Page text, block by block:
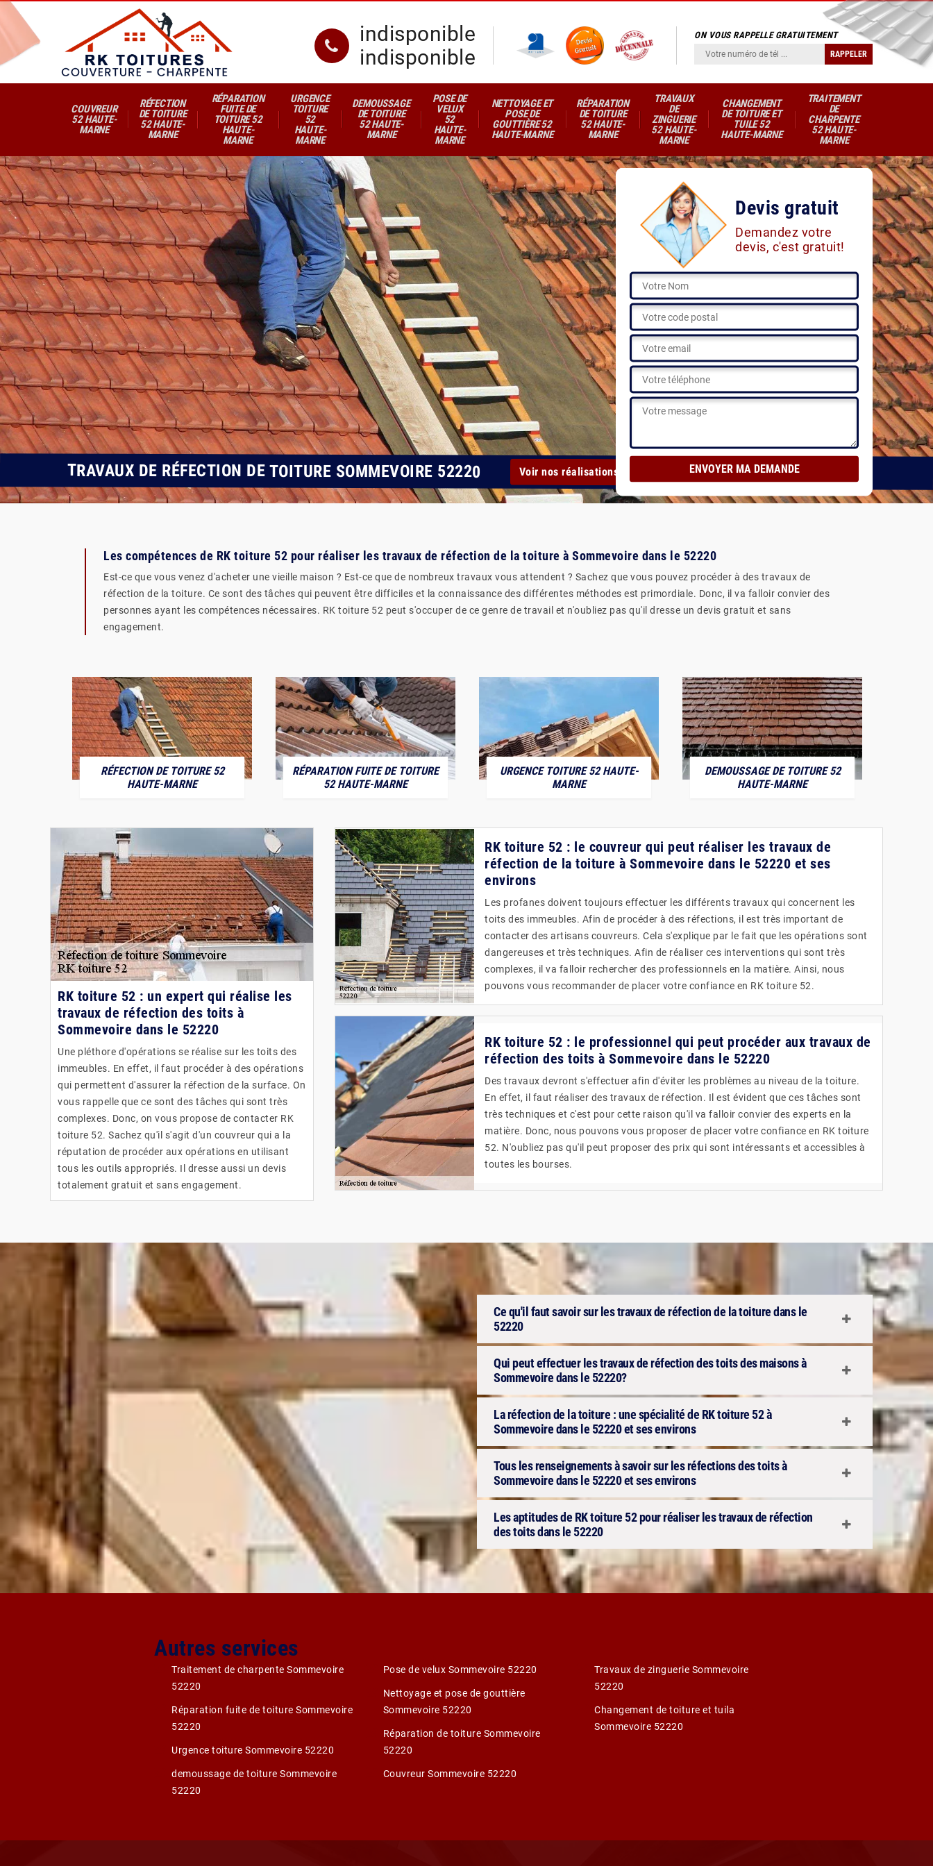
indisponible
indisponible
ON VOUS RAPPELLE GRATUITEMENT
COUVREUR
52 HAUTE-
MARNE
RÉFECTION
DE TOITURE
52 HAUTE-
MARNE
RÉPARATION
FUITE DE
TOITURE 52
HAUTE-
MARNE
URGENCE
TOITURE
52
HAUTE-
MARNE
DEMOUSSAGE
DE TOITURE
52 HAUTE-
MARNE
POSE DE
VELUX
52
HAUTE-
MARNE
NETTOYAGE ET
POSE DE
GOUTTIÈRE 52
HAUTE-MARNE
RÉPARATION
DE TOITURE
52 HAUTE-
MARNE
TRAVAUX
DE
ZINGUERIE
52 HAUTE-
MARNE
CHANGEMENT
DE TOITURE ET
TUILE 52
HAUTE-MARNE
TRAITEMENT
DE
CHARPENTE
52 HAUTE-
MARNE
Devis gratuit
Demandez votre
devis, c'est gratuit!
TRAVAUX DE RÉFECTION DE TOITURE SOMMEVOIRE 52220 Voir nos réalisations
Les compétences de RK toiture 52 pour réaliser les travaux de réfection de la toiture à Sommevoire dans le 52220
Est-ce que vous venez d'acheter une vieille maison ? Est-ce que de nombreux travaux vous attendent ? Sachez que vous pouvez procéder à des travaux de
réfection de la toiture. Ce sont des tâches qui peuvent être difficiles et la connaissance des différentes méthodes est primordiale. Donc, il va falloir convier des
personnes ayant les compétences nécessaires. RK toiture 52 peut s'occuper de ce genre de travail et n'oubliez pas qu'il dresse un devis gratuit et sans
engagement.
RÉFECTION DE TOITURE 52
HAUTE-MARNE
RÉPARATION FUITE DE TOITURE
52 HAUTE-MARNE
URGENCE TOITURE 52 HAUTE-
MARNE
DEMOUSSAGE DE TOITURE 52
HAUTE-MARNE
RK toiture 52 : un expert qui réalise les
travaux de réfection des toits à
Sommevoire dans le 52220
Une pléthore d'opérations se réalise sur les toits des
immeubles. En effet, il faut procéder à des opérations
qui permettent d'assurer la réfection de la surface. On
vous rappelle que ce sont des tâches qui sont très
complexes. Donc, on vous propose de contacter RK
toiture 52. Sachez qu'il s'agit d'un couvreur qui a la
réputation de procéder aux opérations en utilisant
tous les outils appropriés. Il dresse aussi un devis
totalement gratuit et sans engagement.
RK toiture 52 : le couvreur qui peut réaliser les travaux de
réfection de la toiture à Sommevoire dans le 52220 et ses
environs
Les profanes doivent toujours effectuer les différents travaux qui concernent les
toits des immeubles. Afin de procéder à des réfections, il est très important de
contacter des artisans couvreurs. Cela s'explique par le fait que les opérations sont
dangereuses et très techniques. Afin de réaliser ces interventions qui sont très
complexes, il va falloir rechercher des professionnels en la matière. Ainsi, nous
pouvons vous recommander de placer votre confiance en RK toiture 52.
RK toiture 52 : le professionnel qui peut procéder aux travaux de
réfection des toits à Sommevoire dans le 52220
Des travaux devront s'effectuer afin d'éviter les problèmes au niveau de la toiture.
En effet, il faut réaliser des travaux de réfection. Il est évident que ces tâches sont
très techniques et c'est pour cette raison qu'il va falloir convier des experts en la
matière. Donc, nous pouvons vous proposer de placer votre confiance en RK toiture
52. N'oubliez pas qu'il peut proposer des prix qui sont intéressants et accessibles à
toutes les bourses.
Ce qu'il faut savoir sur les travaux de réfection de la toiture dans le
52220
Qui peut effectuer les travaux de réfection des toits des maisons à
Sommevoire dans le 52220?
La réfection de la toiture : une spécialité de RK toiture 52 à
Sommevoire dans le 52220 et ses environs
Tous les renseignements à savoir sur les réfections des toits à
Sommevoire dans le 52220 et ses environs
Les aptitudes de RK toiture 52 pour réaliser les travaux de réfection
des toits dans le 52220
Autres services
Traitement de charpente Sommevoire
52220
Réparation fuite de toiture Sommevoire
52220
Urgence toiture Sommevoire 52220
demoussage de toiture Sommevoire
52220
Pose de velux Sommevoire 52220
Nettoyage et pose de gouttière
Sommevoire 52220
Réparation de toiture Sommevoire
52220
Couvreur Sommevoire 52220
Travaux de zinguerie Sommevoire
52220
Changement de toiture et tuila
Sommevoire 52220